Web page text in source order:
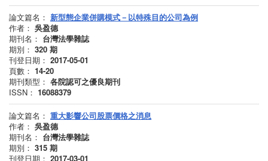
論文篇名： 新型態企業併購模式－以特殊目的公司為例
作者： 吳盈德
期刊名： 台灣法學雜誌
期別： 320 期
刊登日期： 2017-05-01
頁數： 14-20
期刊類型： 各院認可之優良期刊
ISSN： 16088379
論文篇名： 重大影響公司股票價格之消息
作者： 吳盈德
期刊名： 台灣法學雜誌
期別： 315 期
刊登日期： 2017-03-01